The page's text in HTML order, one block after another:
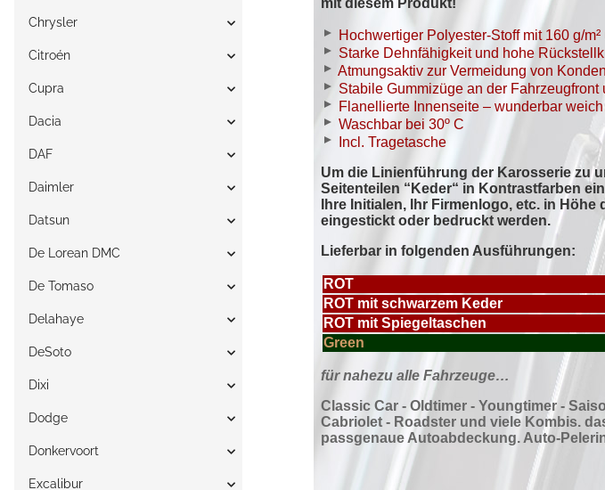
Chrysler
Citroén
Cupra
Dacia
DAF
Daimler
Datsun
De Lorean DMC
De Tomaso
Delahaye
DeSoto
Dixi
Dodge
Donkervoort
Excalibur